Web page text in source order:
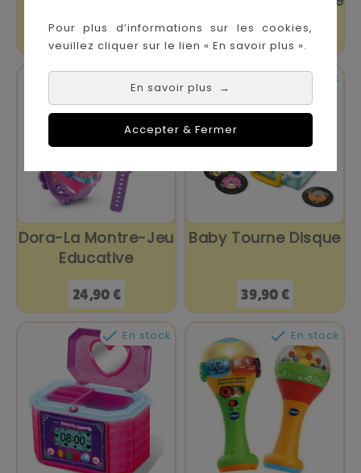
Pour plus d’informations sur les cookies,
veuillez cliquer sur le lien « En savoir plus ».
En savoir plus →
Accepter & Fermer
Prix
29,90 € Prix
29,90 €

Dora-La Montre-Jeu
Educative
Prix
24,90 €
 En stock
Baby Tourne Disque
Prix
39,90 €
 En stock  En stock